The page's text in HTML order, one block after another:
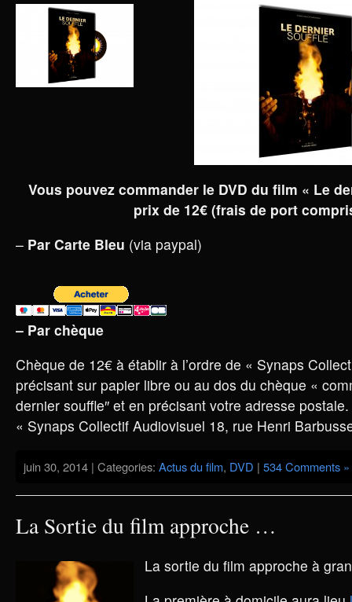
Vous pouvez commander le DVD du film « Le
prix de 12€ (frais de port
– Par Carte Bleu (via paypal)
– Par chèque
Chèque de 12€ à établir à l’ordre de « Synaps
précisant sur papier libre ou au dos du chèque «
dernier souffle″ et en précisant votre adresse
« Synaps Collectif Audiovisuel 18, rue Henri
juin 30, 2014 | Categories: Actus du film, DVD | 534 Comments »
La Sortie du film approche …
La sortie du film approche à